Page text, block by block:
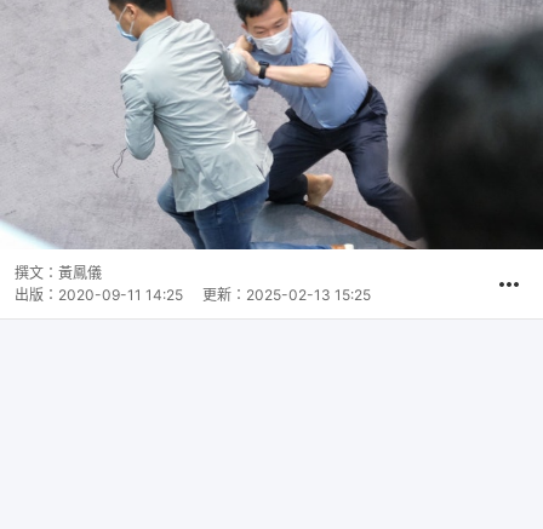
撰文： 黃鳳儀
出版： 2020-09-11 14:25 更新： 2025-02-13 15:25